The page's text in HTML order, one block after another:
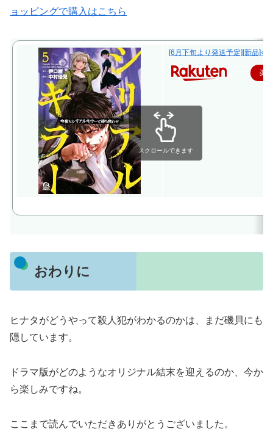
ョッピングで購入はこちら
[6月下旬より発送予定][新品]今
楽
スクロールできます
おわりに
ヒナタがどうやって殺人犯がわかるのかは、まだ磯貝にも
隠しています。
ドラマ版がどのようなオリジナル結末を迎えるのか、今か
ら楽しみですね。
ここまで読んでいただきありがとうございました。